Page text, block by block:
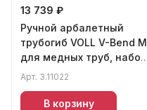
13 739 ₽
Ручной арбалетный
трубогиб VOLL V-Bend M
для медных труб, набор
1/4"-7/8" в ящике
Арт. 3.11022
В корзину